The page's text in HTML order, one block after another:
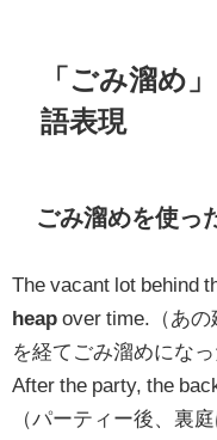
「ごみ溜め
語表現
ごみ溜めを使っ
The vacant lot behind
heap over time.（あの
を経てごみ溜めになっ
After the party, the
（パーティー後、裏